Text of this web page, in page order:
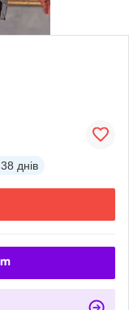
38 днів